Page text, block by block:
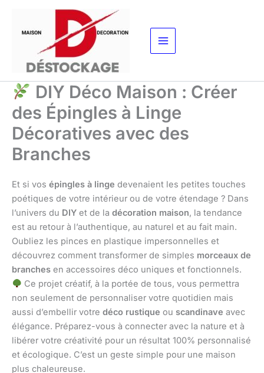
contenu
DIY Déco Maison : Créer
des Épingles à Linge
Décoratives avec des
Branches
Et si vos épingles à linge devenaient les petites touches
poétiques de votre intérieur ou de votre étendage ? Dans
l’univers du DIY et de la décoration maison, la tendance
est au retour à l’authentique, au naturel et au fait main.
Oubliez les pinces en plastique impersonnelles et
découvrez comment transformer de simples morceaux de
branches en accessoires déco uniques et fonctionnels.
Ce projet créatif, à la portée de tous, vous permettra
non seulement de personnaliser votre quotidien mais
aussi d’embellir votre déco rustique ou scandinave avec
élégance. Préparez-vous à connecter avec la nature et à
libérer votre créativité pour un résultat 100% personnalisé
et écologique. C’est un geste simple pour une maison
plus chaleureuse.